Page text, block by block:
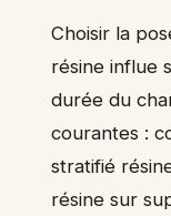
Choisir la
résine influe
durée du
courantes :
stratifié
résine sur